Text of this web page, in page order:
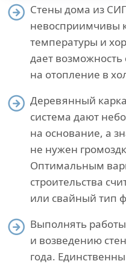
Стены дома из
невосприимчивы
температуры и
дает возможность
на отопление в
Деревянный
система дают
на основание, а
не нужен
Оптимальным
строительства
или свайный тип
Выполнять
и возведению
года.